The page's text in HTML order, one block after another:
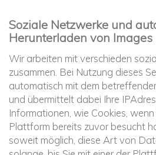
Soziale Netzwerke und
Herunterladen von Images
Wir arbeiten mit verschieden
zusammen. Bei Nutzung dieses
automatisch mit dem
und übermittelt dabei Ihre
Informationen, wie Cookies,
Plattform bereits zuvor besucht
soweit möglich, diese Art von